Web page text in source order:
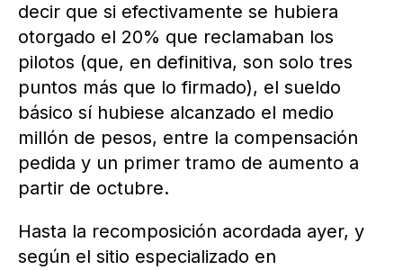
decir que si efectivamente se hubiera
otorgado el 20% que reclamaban los
pilotos (que, en definitiva, son solo tres
puntos más que lo firmado), el sueldo
básico sí hubiese alcanzado el medio
millón de pesos, entre la compensación
pedida y un primer tramo de aumento a
partir de octubre.
Hasta la recomposición acordada ayer, y
según el sitio especializado en